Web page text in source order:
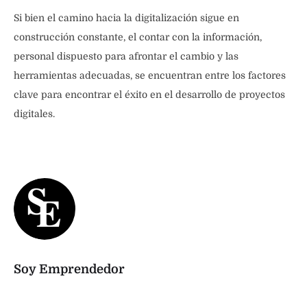
Si bien el camino hacia la digitalización sigue en
construcción constante, el contar con la información,
personal dispuesto para afrontar el cambio y las
herramientas adecuadas, se encuentran entre los factores
clave para encontrar el éxito en el desarrollo de proyectos
digitales.
Soy Emprendedor